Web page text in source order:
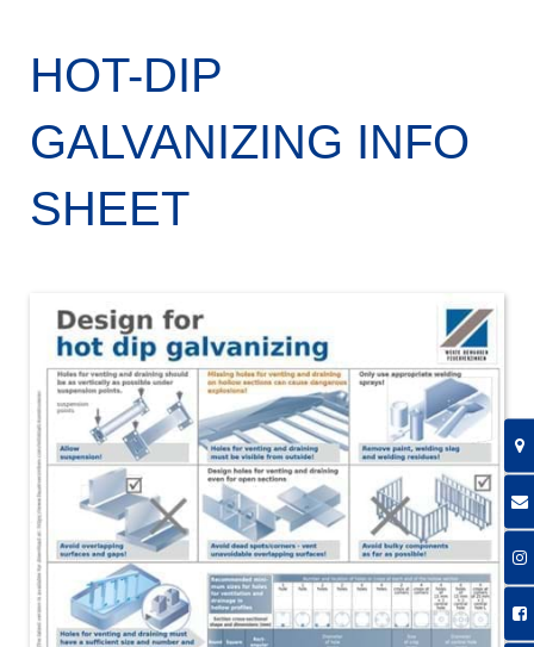
HOT-DIP
GALVANIZING INFO
SHEET